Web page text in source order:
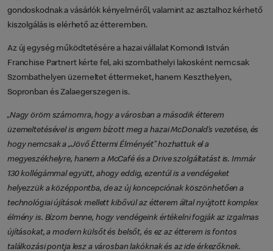
gondoskodnak a vásárlók kényelméről, valamint az asztalhoz kérhető
kiszolgálás is elérhető az étteremben.
Az új egység működtetésére a hazai vállalat Komondi István
Franchise Partnert kérte fel, aki szombathelyi lakosként nemcsak
Szombathelyen üzemeltet éttermeket, hanem Keszthelyen,
Sopronban és Zalaegerszegen is.
„Nagy öröm számomra, hogy a városban a második étterem
üzemeltetésével is engem bízott meg a hazai McDonald’s vezetése, és
hogy nemcsak a „Jövő Éttermi Élményét” hozhattuk el a
megyeszékhelyre, hanem a McCafé és a Drive szolgáltatást is. Immár
130 kollégámmal együtt, ahogy eddig, ezentúl is a vendégeket
helyezzük a középpontba, de az új koncepciónak köszönhetően a
technológiai újítások mellett kibővül az étterem által nyújtott komplex
élmény is. Bízom benne, hogy vendégeink értékelni fogják az izgalmas
újításokat, a modern külsőt és belsőt, és ez az étterem is fontos
találkozási pontja lesz a városban lakóknak és az ide érkezőknek.